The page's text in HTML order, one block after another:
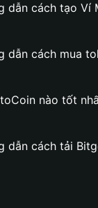
dẫn cách tạo Ví
dẫn cách mua
nào tốt
dẫn cách tải